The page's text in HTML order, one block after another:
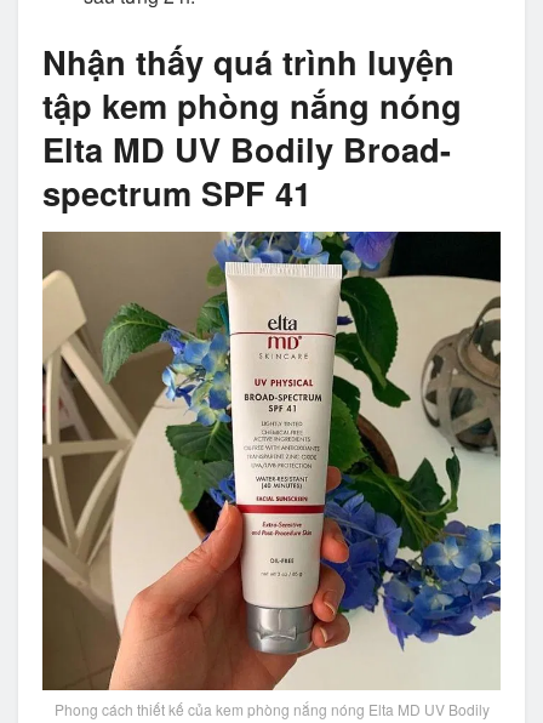
Nhận thấy quá trình luyện
tập kem phòng nắng nóng
Elta MD UV Bodily Broad-
spectrum SPF 41
Phong cách thiết kế của kem phòng nắng nóng Elta MD UV Bodily